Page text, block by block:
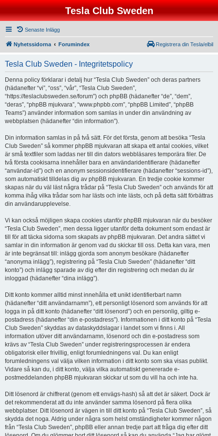
Tesla Club Sweden
Senaste Inlägg
Nyhetssidorna Forumindex Registrera din Tesla/elbil
Tesla Club Sweden - Integritetspolicy
Denna policy förklarar i detalj hur “Tesla Club Sweden” och deras partners
(hädanefter “vi”, “oss”, “vår”, “Tesla Club Sweden”,
“https://teslaclubsweden.se/forum”) och phpBB (hädanefter “de”, “dem”,
“deras”, “phpBB mjukvara”, “www.phpbb.com”, “phpBB Limited”, “phpBB
Teams”) använder information som samlas in under din användning av
webbplatsen (hädanefter “din information”).
Din information samlas in på två sätt. För det första, genom att besöka “Tesla
Club Sweden” så kommer phpBB mjukvaran att skapa ett antal cookies, vilket
är små textfiler som laddas ner till din dators webbläsares temporära filer. De
två första cookisarna innehåller bara en användaridentifierare (hädanefter
“användar-id”) och en anonym sessionsidentifierare (hädanefter “sessions-id”),
som automatiskt tilldelas dig av phpBB mjukvaran. En tredje cookie kommer
skapas när du väl läst några trådar på “Tesla Club Sweden” och används för att
komma ihåg vilka trådar som har lästs och inte lästs, och på detta sätt förbättras
din användarupplevelse.
Vi kan också möjligen skapa cookies utanför phpBB mjukvaran när du besöker
“Tesla Club Sweden”, men dessa ligger utanför detta dokument som endast är
till för att täcka sidorna som skapats av phpBB mjukvaran. Det andra sättet vi
samlar in din information är genom vad du skickar till oss. Detta kan vara, men
är inte begränsat till: inlägg gjorda som anonym besökare (hädanefter
“anonyma inlägg”), registrering på “Tesla Club Sweden” (hädanefter “ditt
konto”) och inlägg sparade av dig efter din registrering och medan du är
inloggad (hädanefter “dina inlägg”).
Ditt konto kommer alltid minst innehålla ett unikt identifierbart namn
(hädanefter “ditt användarnamn”), ett personligt lösenord som används för att
logga in på ditt konto (hädanefter “ditt lösenord”) och en personlig, giltig e-
postadress (hädanefter “din e-postadress”). Informationen i ditt konto på “Tesla
Club Sweden” skyddas av dataskyddslagar i landet som vi finns i. All
information utöver ditt användarnamn, lösenord och din e-postadress som
krävs av “Tesla Club Sweden” under registreringsprocessen är endera
obligatorisk eller frivillig, enligt forumledningens val. Du kan enligt
forumledningens val välja vilken information i ditt konto som ska visas publikt.
Vidare så kan du, i ditt konto, välja vilka automatiskt genererade e-
postmeddelanden phpBB mjukvaran skickar ut som du vill ha och inte ha.
Ditt lösenord är chiffrerat (genom ett envägs-hash) så att det är säkert. Dock är
det rekommenderat att du inte använder samma lösenord på flera olika
webbplatser. Ditt lösenord är vägen in till ditt konto på “Tesla Club Sweden”, så
skydda det noga. Aldrig under några som helst omständigheter kommer någon
från “Tesla Club Sweden”, phpBB eller annan tredje part att fråga dig efter ditt